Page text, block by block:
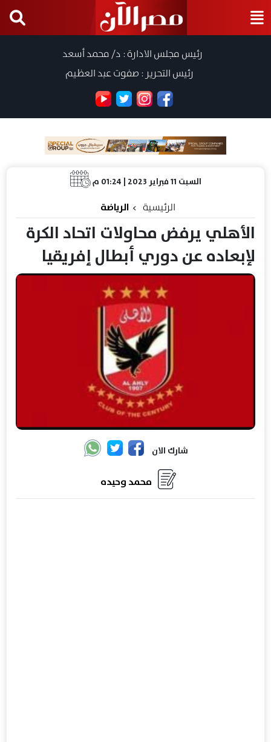
رئيس مجلس الادارة : د/ محمد أسعد
رئيس التحرير : صفوت عبد العظيم
السبت 11 فبراير 2023 | 01:24 م
الرئيسية الرياضة
الأهلي يرفض محاولات اتحاد الكرة
لإبعاده عن دوري أبطال إفريقيا
شارك الان
محمد وحيده